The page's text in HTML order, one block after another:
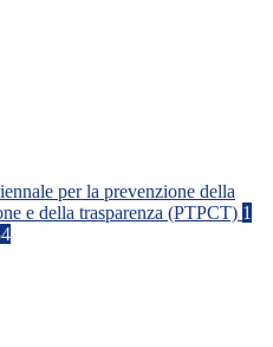
per la prevenzione della
e della trasparenza (PTPCT) 1